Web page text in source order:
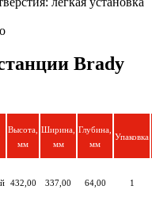
Brady
Высота,
мм
Ширина,
мм
Глубина,
мм
Упаковка
432,00 337,00 64,00 1